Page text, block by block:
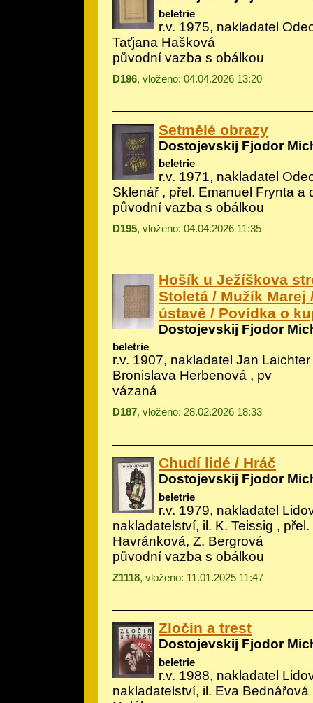
beletrie
r.v. 1975, nakladatel
Taťjana Hašková
původní vazba s obálkou
D196, vloženo: 04.04.2026 13:20
Setmělé obrazy
Dostojevskij Fjodor
beletrie
r.v. 1971, nakladatel
Sklenář, přel. Emanuel Frynta a
původní vazba s obálkou
D195, vloženo: 04.04.2026 11:35
Hošík u Ježíškova
Stoletá / Mužík Marej
ústavě / Povídka o
Dostojevskij Fjodor
beletrie
r.v. 1907, nakladatel Jan Laichter
Bronislava Herbenová , pv
vázaná
D187, vloženo: 28.02.2026 18:33
Chudí lidé / Hráč
Dostojevskij Fjodor
beletrie
r.v. 1979, nakladatel
nakladatelství, il. K. Teissig , přel.
Havránková, Z. Bergrová
původní vazba s obálkou
Z1118, vloženo: 11.01.2025 11:47
Zločin a trest
Dostojevskij Fjodor
beletrie
r.v. 1988, nakladatel
nakladatelství, il. Eva Bednářová